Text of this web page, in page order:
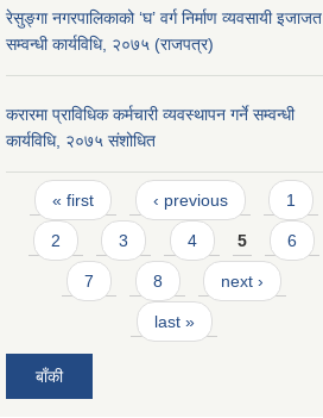
रेसुङ्गा नगरपालिकाको ‘घ’ वर्ग निर्माण व्यवसायी इजाजत
सम्वन्धी कार्यविधि, २०७५ (राजपत्र)
करारमा प्राविधिक कर्मचारी व्यवस्थापन गर्ने सम्वन्धी
कार्यविधि, २०७५ संशोधित
Pages
« first ‹ previous 1
2 3 4 5 6
7 8 next ›
last »
बाँकी